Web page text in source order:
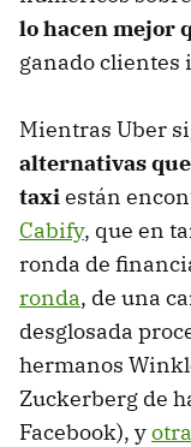
lo hacen mejor
ganado clientes
Mientras Uber
alternativas
taxiestán
Cabify, que en
ronda de
ronda, de una
desglosada
hermanos
Zuckerberg de
Facebook), yotra